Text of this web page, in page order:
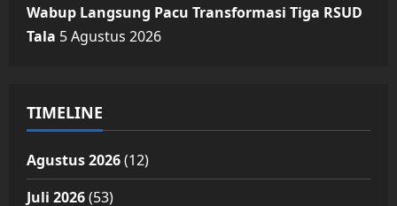
Wabup Langsung Pacu Transformasi Tiga RSUD
Tala 5 Agustus 2026
TIMELINE
Agustus 2026(12)
Juli 2026(53)